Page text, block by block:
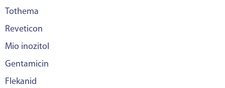
Tothema
Reveticon
Mio inozitol
Gentamicin
Flekanid